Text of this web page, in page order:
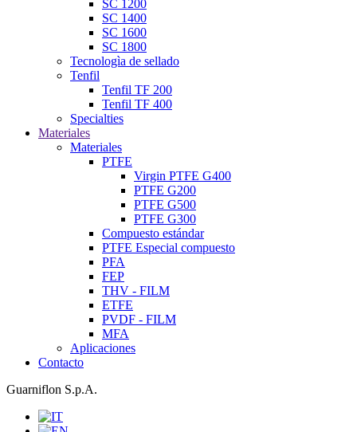
SC 1200
SC 1400
SC 1600
SC 1800
Tecnologìa de sellado
Tenfil
Tenfil TF 200
Tenfil TF 400
Specialties
Materiales
Materiales
PTFE
Virgin PTFE G400
PTFE G200
PTFE G500
PTFE G300
Compuesto estándar
PTFE Especial compuesto
PFA
FEP
THV - FILM
ETFE
PVDF - FILM
MFA
Aplicaciones
Contacto
Guarniflon S.p.A.